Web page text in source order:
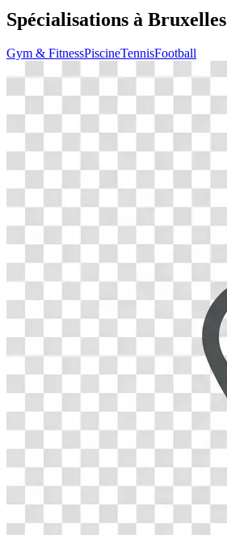
Spécialisations à Bruxelles
Gym & FitnessPiscineTennisFootball